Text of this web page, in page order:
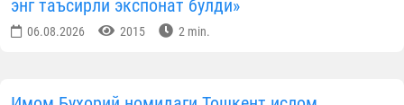
Муҳим янгилик:2026 йилдан Саудия
Арабистонининг 46-мавсум халқаро Қуръон
жорий этилди.